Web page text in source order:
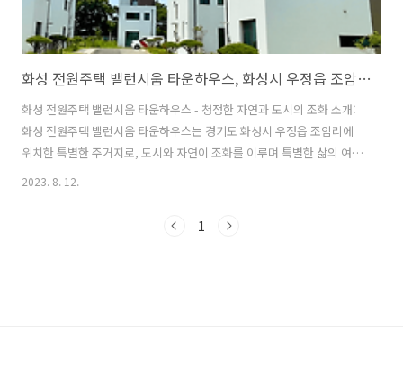
화성 전원주택 밸런시움 타운하우스, 화성시 우정읍 조암리 위치
화성 전원주택 밸런시움 타운하우스 - 청정한 자연과 도시의 조화 소개:
화성 전원주택 밸런시움 타운하우스는 경기도 화성시 우정읍 조암리에
위치한 특별한 주거지로, 도시와 자연이 조화를 이루며 특별한 삶의 여유
를 느낄 수 있는 공간입니다. 즉시 입주 가능하며, 사계절의 아름다운 풍
남향 배치로 환한 햇살과 풍부한 일조량 화성 전원주택 밸런시움 타운하
2023. 8. 12.
1